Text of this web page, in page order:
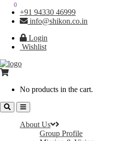
+91 94330 46999
info@shikon.co.in
Login
Wishlist
0
No products in the cart.
About Us
Group Profile
0